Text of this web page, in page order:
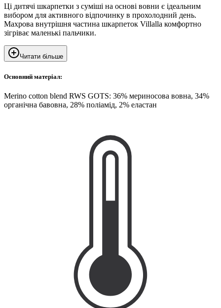
Ці дитячі шкарпетки з суміші на основі вовни є ідеальним
вибором для активного відпочинку в прохолодний день.
Махрова внутрішня частина шкарпеток Villalla комфортно
зігріває маленькі пальчики.
Читати більше
Основний матеріал:
Merino cotton blend RWS GOTS: 36% мериносова вовна, 34%
органічна бавовна, 28% поліамід, 2% еластан